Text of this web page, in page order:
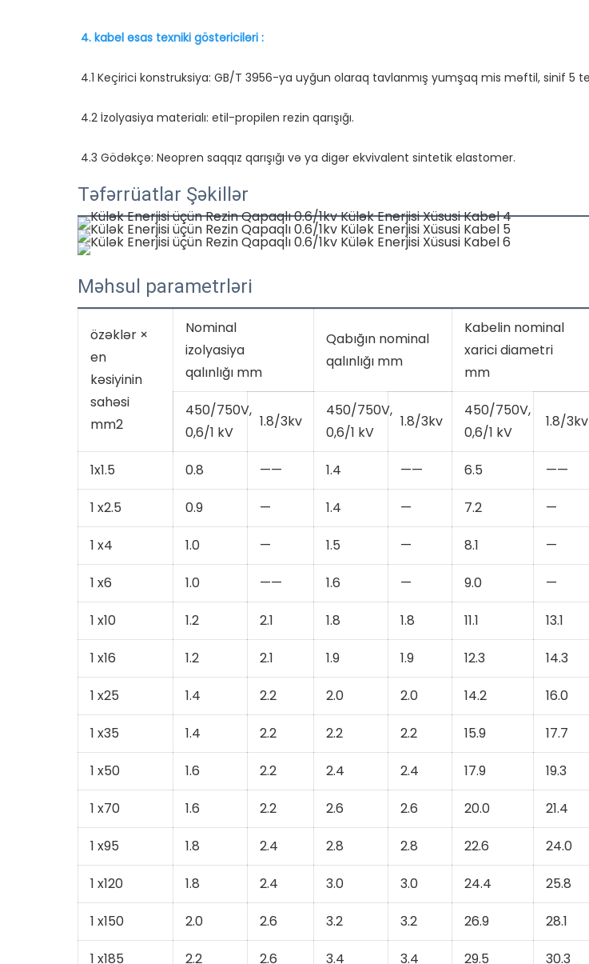
Təfərrüatlar Şəkillər
Məhsul parametrləri
özəklər ×
en
kəsiyinin
sahəsi
mm2
Nominal
izolyasiya
qalınlığı mm
Qabığın nominal
qalınlığı mm
Kabelin nominal
xarici diametri
mm
450/750V,
0,6/1 kV
1.8/3kv
450/750V,
0,6/1 kV
1.8/3kv
450/750V,
0,6/1 kV
1.8/3kv
1x1.5 0.8 —— 1.4 —— 6.5 ——
1 x2.5 0.9 — 1.4 — 7.2 —
1 x4 1.0 — 1.5 — 8.1 —
1 x6 1.0 —— 1.6 — 9.0 —
1 x10 1.2 2.1 1.8 1.8 11.1 13.1
1 x16 1.2 2.1 1.9 1.9 12.3 14.3
1 x25 1.4 2.2 2.0 2.0 14.2 16.0
1 x35 1.4 2.2 2.2 2.2 15.9 17.7
1 x50 1.6 2.2 2.4 2.4 17.9 19.3
1 x70 1.6 2.2 2.6 2.6 20.0 21.4
1 x95 1.8 2.4 2.8 2.8 22.6 24.0
1 x120 1.8 2.4 3.0 3.0 24.4 25.8
1 x150 2.0 2.6 3.2 3.2 26.9 28.1
1 x185 2.2 2.6 3.4 3.4 29.5 30.3